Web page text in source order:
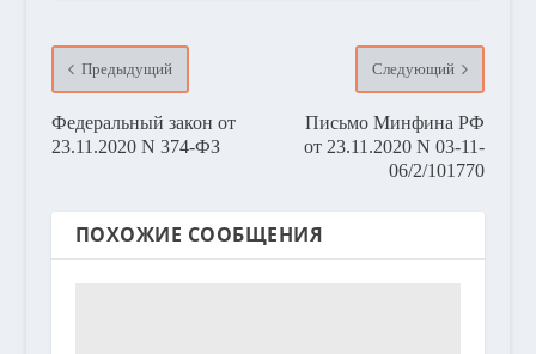
Предыдущий
Федеральный закон от
23.11.2020 N 374-ФЗ
Следующий
Письмо Минфина РФ
от 23.11.2020 N 03-11-
06/2/101770
ПОХОЖИЕ СООБЩЕНИЯ